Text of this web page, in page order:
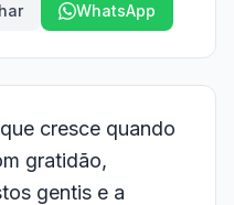
WhatsApp
cresce quando
gratidão,
gentis e a